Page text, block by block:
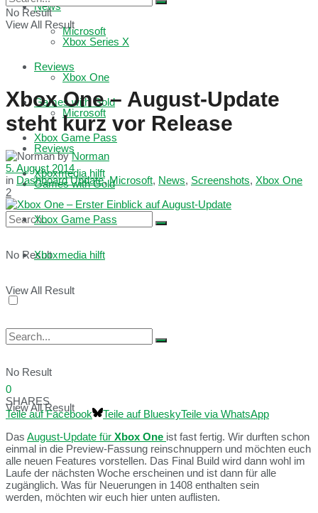
Microsoft
Reviews
Games with Gold
Xbox Game Pass
Xboxmedia hilft
No Result
View All Result
News
Xbox Series X
Xbox One
Microsoft
Reviews
Games with Gold
Xbox Game Pass
Xboxmedia hilft
No Result
View All Result
No Result
View All Result
Xbox One – August-Update
steht kurz vor Release
by Norman
5. August 2014
in Dashboard Update,Microsoft, News, Screenshots, Xbox One
2
0
SHARES
Teile auf Facebook
Teile auf BlueskyTeile via WhatsApp
Das August-Update für Xbox One ist fast fertig. Wir durften schon
einmal in die Preview-Fassung reinschnuppern und möchten euch
alle neuen Features vorstellen. Das Final Build wird dann wohl im
Laufe der nächsten Woche erscheinen und ist dann für alle
zugänglich. Was für Neuerungen in 1408 enthalten sein
werden, möchten wir euch hier unten auflisten.